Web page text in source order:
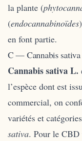
la plante (
(endocannabinoïdes
en font partie.
C — Cannabis
Cannabis sativa L.
l’espèce dont est
commercial, on
variétés et
sativa. Pour le CBD